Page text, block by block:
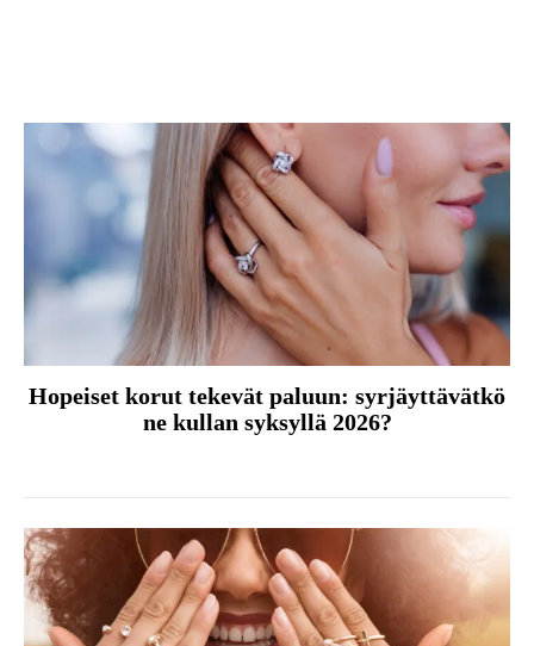
Hopeiset korut tekevät paluun: syrjäyttävätkö
ne kullan syksyllä 2026?